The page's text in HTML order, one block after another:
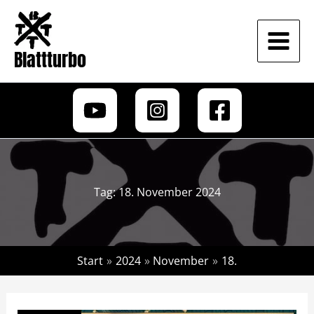
Zum
Inhalt
springen
Blattturbo
Tag:18. November 2024
Start 2024 November 18.
Of